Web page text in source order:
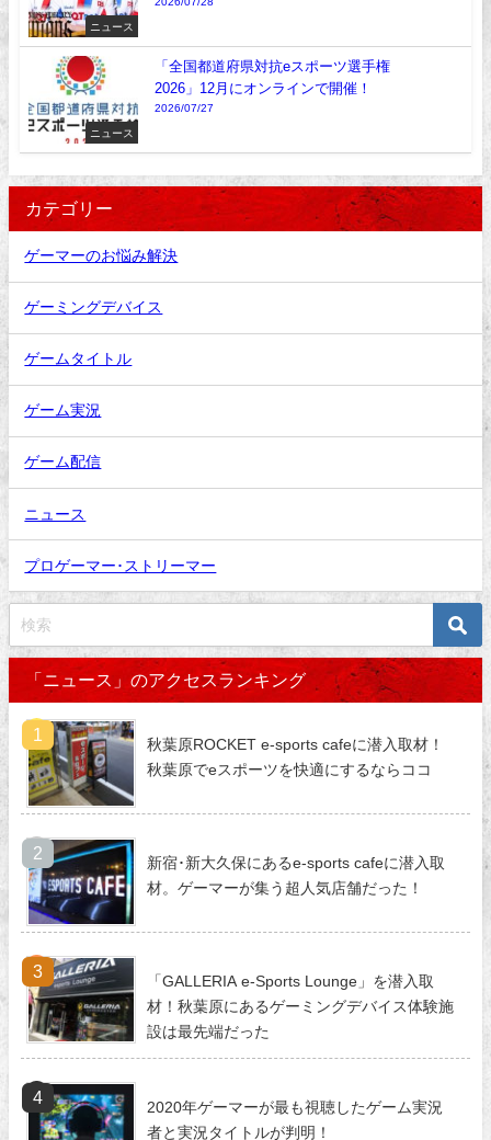
ニュース
ニュース
「全国都道府県対抗eスポーツ選手権
2026」12月にオンラインで開催！
2026/07/27
カテゴリー
ゲーマーのお悩み解決
ゲーミングデバイス
ゲームタイトル
ゲーム実況
ゲーム配信
ニュース
プロゲーマー･ストリーマー
「ニュース」のアクセスランキング
秋葉原ROCKET e-sports cafeに潜入取材！
秋葉原でeスポーツを快適にするならココ
新宿･新大久保にあるe-sports cafeに潜入取
材。ゲーマーが集う超人気店舗だった！
「GALLERIA e-Sports Lounge」を潜入取
材！秋葉原にあるゲーミングデバイス体験施
設は最先端だった
2020年ゲーマーが最も視聴したゲーム実況
者と実況タイトルが判明！